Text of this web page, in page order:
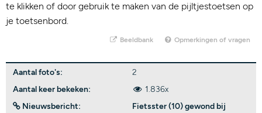
te klikken of door gebruik te maken van de pijltjestoetsen op
je toetsenbord.
Beeldbank Opmerkingen of vragen
Aantal foto's:
2
Aantal keer bekeken:
1.836x
Nieuwsbericht:
Fietsster (10) gewond bij